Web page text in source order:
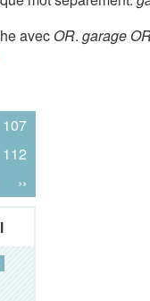
avec OR. garage
107
112
››